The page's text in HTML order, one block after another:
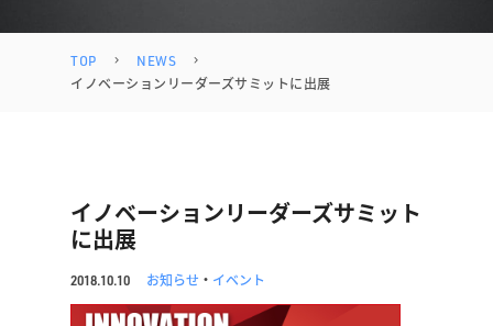
TOP
NEWS
イノベーションリーダーズサミットに出展
イノベーションリーダーズサミット
に出展
2018.10.10 お知らせ ・ イベント